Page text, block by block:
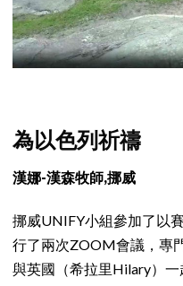
為以色列祈禱
漢娜-漢森牧師,挪威
挪威UNIFY小組參加了以
行了兩次ZOOM會議，專
與英國（希拉里Hilary）